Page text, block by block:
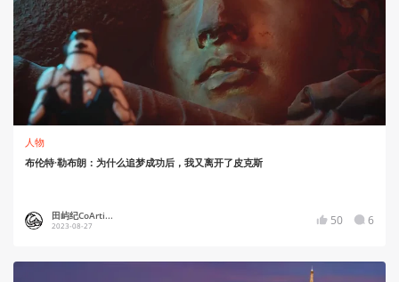
人物
布伦特·勒布朗：为什么追梦成功后，我又离开了皮克斯
田屿纪CoArti...
2023-08-27 50 6